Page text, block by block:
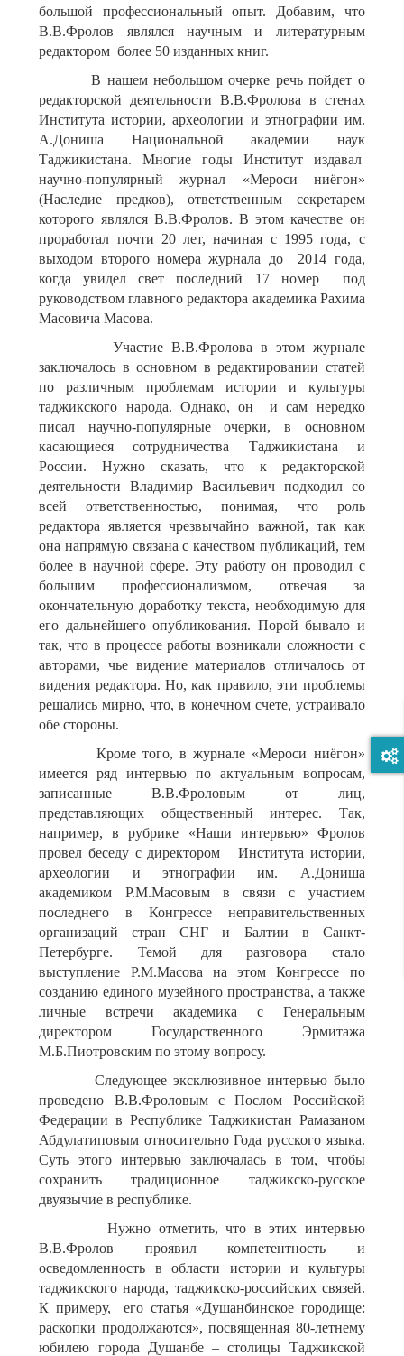
большой профессиональный опыт. Добавим, что
В.В.Фролов являлся научным и литературным
редактором более 50 изданных книг.
В нашем небольшом очерке речь пойдет о
редакторской деятельности В.В.Фролова в стенах
Института истории, археологии и этнографии им.
А.Дониша Национальной академии наук
Таджикистана. Многие годы Институт издавал
научно-популярный журнал «Мероси ниёгон»
(Наследие предков), ответственным секретарем
которого являлся В.В.Фролов. В этом качестве он
проработал почти 20 лет, начиная с 1995 года, с
выходом второго номера журнала до 2014 года,
когда увидел свет последний 17 номер под
руководством главного редактора академика Рахима
Масовича Масова.
Участие В.В.Фролова в этом журнале
заключалось в основном в редактировании статей
по различным проблемам истории и культуры
таджикского народа. Однако, он и сам нередко
писал научно-популярные очерки, в основном
касающиеся сотрудничества Таджикистана и
России. Нужно сказать, что к редакторской
деятельности Владимир Васильевич подходил со
всей ответственностью, понимая, что роль
редактора является чрезвычайно важной, так как
она напрямую связана с качеством публикаций, тем
более в научной сфере. Эту работу он проводил с
большим профессионализмом, отвечая за
окончательную доработку текста, необходимую для
его дальнейшего опубликования. Порой бывало и
так, что в процессе работы возникали сложности с
авторами, чье видение материалов отличалось от
видения редактора. Но, как правило, эти проблемы
решались мирно, что, в конечном счете, устраивало
обе стороны.
Кроме того, в журнале «Мероси ниёгон»
имеется ряд интервью по актуальным вопросам,
записанные В.В.Фроловым от лиц,
представляющих общественный интерес. Так,
например, в рубрике «Наши интервью» Фролов
провел беседу с директором Института истории,
археологии и этнографии им. А.Дониша
академиком Р.М.Масовым в связи с участием
последнего в Конгрессе неправительственных
организаций стран СНГ и Балтии в Санкт-
Петербурге. Темой для разговора стало
выступление Р.М.Масова на этом Конгрессе по
созданию единого музейного пространства, а также
личные встречи академика с Генеральным
директором Государственного Эрмитажа
М.Б.Пиотровским по этому вопросу.
Следующее эксклюзивное интервью было
проведено В.В.Фроловым с Послом Российской
Федерации в Республике Таджикистан Рамазаном
Абдулатиповым относительно Года русского языка.
Суть этого интервью заключалась в том, чтобы
сохранить традиционное таджикско-русское
двуязычие в республике.
Нужно отметить, что в этих интервью
В.В.Фролов проявил компетентность и
осведомленность в области истории и культуры
таджикского народа, таджикско-российских связей.
К примеру, его статья «Душанбинское городище:
раскопки продолжаются», посвященная 80-летнему
юбилею города Душанбе – столицы Таджикской